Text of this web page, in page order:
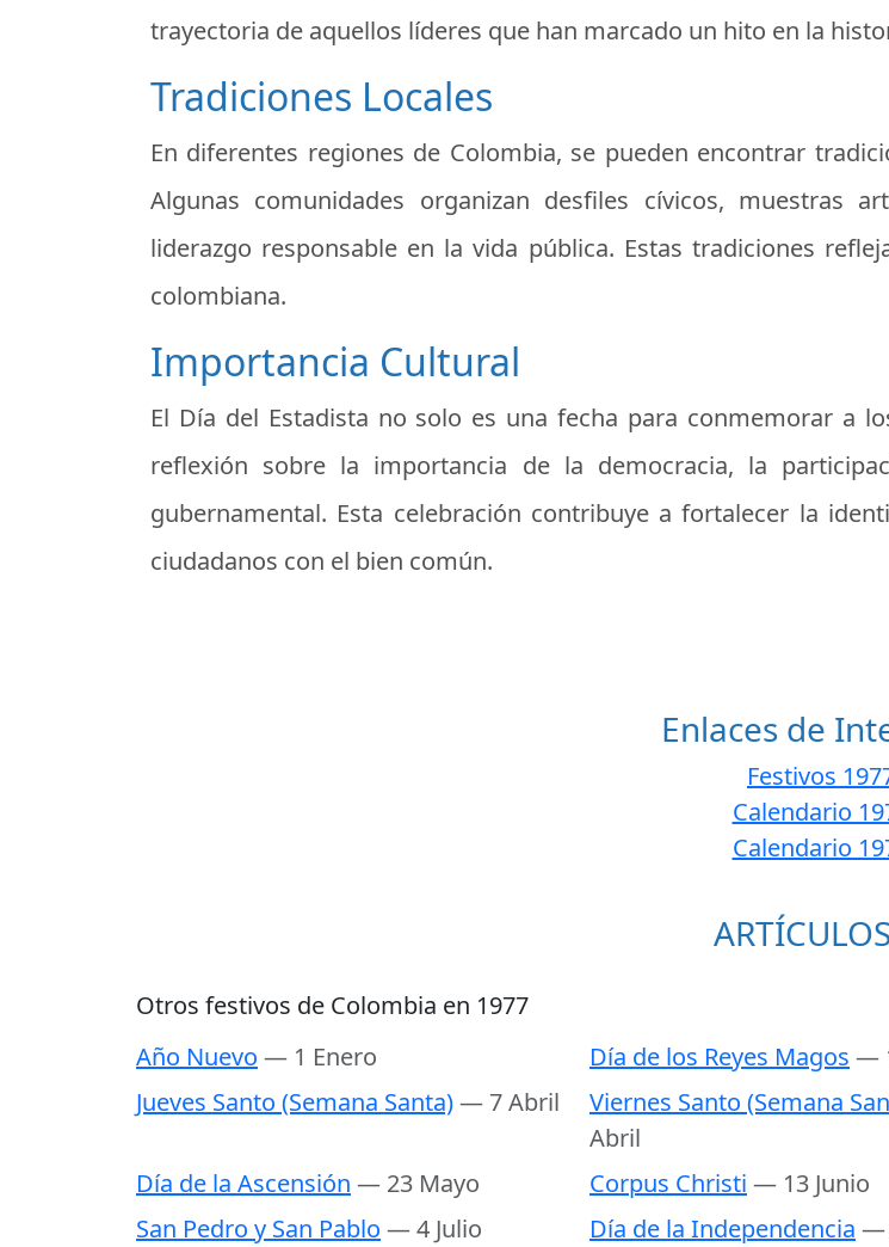
trayectoria de aquellos líderes que han marcado un hito en la
Tradiciones Locales
En diferentes regiones de Colombia, se pueden encontrar
Algunas comunidades organizan desfiles cívicos, muestras
liderazgo responsable en la vida pública. Estas tradiciones
colombiana.
Importancia Cultural
El Día del Estadista no solo es una fecha para conmemorar a
reflexión sobre la importancia de la democracia, la
gubernamental. Esta celebración contribuye a fortalecer la
ciudadanos con el bien común.
Enlaces de
Festivos
Calendario
Calendario
ARTÍCULOS
Otros festivos de Colombia en 1977
Año Nuevo — 1 Enero Día de los Reyes Magos —
Jueves Santo (Semana Santa)— 7 Abril Viernes Santo (Semana
Abril
Día de la Ascensión — 23 Mayo Corpus Christi — 13 Junio
San Pedro y San Pablo — 4 Julio Día de la Independencia —